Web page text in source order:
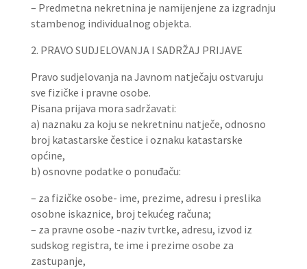
– Predmetna nekretnina je namijenjene za izgradnju
stambenog individualnog objekta.
2. PRAVO SUDJELOVANJA I SADRŽAJ PRIJAVE
Pravo sudjelovanja na Javnom natječaju ostvaruju
sve fizičke i pravne osobe.
Pisana prijava mora sadržavati:
a) naznaku za koju se nekretninu natječe, odnosno
broj katastarske čestice i oznaku katastarske
općine,
b) osnovne podatke o ponuđaču:
– za fizičke osobe- ime, prezime, adresu i preslika
osobne iskaznice, broj tekućeg računa;
– za pravne osobe -naziv tvrtke, adresu, izvod iz
sudskog registra, te ime i prezime osobe za
zastupanje,